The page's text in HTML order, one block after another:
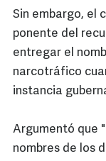
Sin embargo, el
ponente del
entregar el
narcotráfico
instancia
Argumentó que
nombres de los